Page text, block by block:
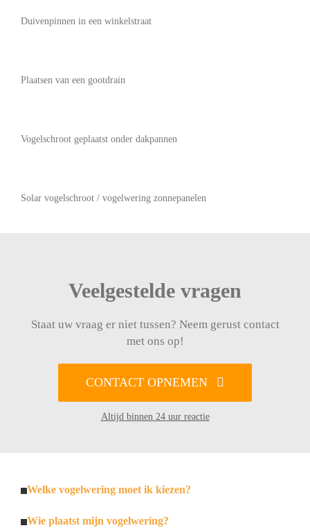
Duivenpinnen in een winkelstraat
Plaatsen van een gootdrain
Vogelschroot geplaatst onder dakpannen
Solar vogelschroot / vogelwering zonnepanelen
Veelgestelde vragen
Staat uw vraag er niet tussen? Neem gerust contact
met ons op!
CONTACT OPNEMEN
Altijd binnen 24 uur reactie
Welke vogelwering moet ik kiezen?
Wie plaatst mijn vogelwering?